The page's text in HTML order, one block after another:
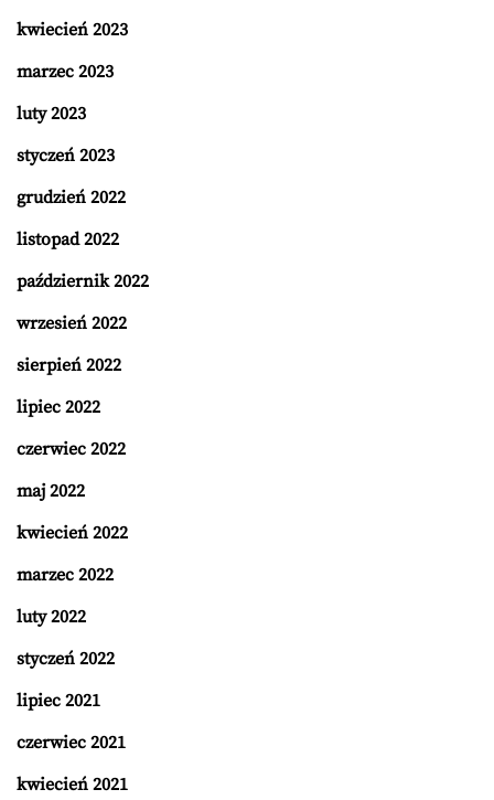
kwiecień 2023
marzec 2023
luty 2023
styczeń 2023
grudzień 2022
listopad 2022
październik 2022
wrzesień 2022
sierpień 2022
lipiec 2022
czerwiec 2022
maj 2022
kwiecień 2022
marzec 2022
luty 2022
styczeń 2022
lipiec 2021
czerwiec 2021
kwiecień 2021